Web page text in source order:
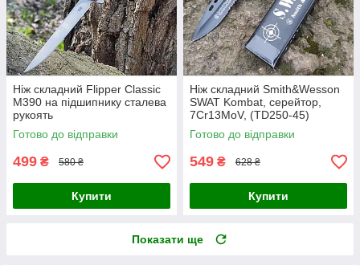
Ніж складний Flipper Classic
M390 на підшипнику сталева
рукоять
Готово до відправки
499 ₴ 580 ₴
Купити
Ніж складний Smith&Wesson
SWAT Kombat, серейтор,
7Cr13MoV, (TD250-45)
Готово до відправки
549 ₴ 628 ₴
Купити
Показати ще